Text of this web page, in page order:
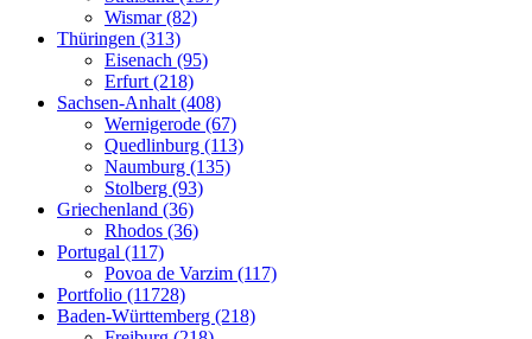
Wismar (82)
Thüringen (313)
Eisenach (95)
Erfurt (218)
Sachsen-Anhalt (408)
Wernigerode (67)
Quedlinburg (113)
Naumburg (135)
Stolberg (93)
Griechenland (36)
Rhodos (36)
Portugal (117)
Povoa de Varzim (117)
Portfolio (11728)
Baden-Württemberg (218)